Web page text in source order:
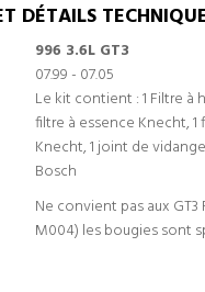
DÉTAILS
996 3.6L GT3
07.99 - 07.05
Le kit contient : 1 Filtre à
filtre à essence Knecht, 1
Knecht, 1 joint de
Bosch
Ne convient pas aux
M004) les bougies sont